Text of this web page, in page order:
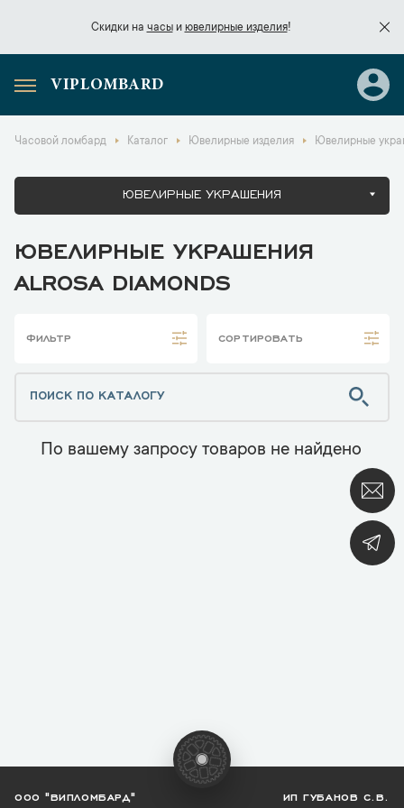
Скидки на часыи ювелирные изделия!
Скидки начасы
VIPLOMBARD
Часовой ломбард Каталог Ювелирные изделия Ювелирные
ЮВЕЛИРНЫЕ УКРАШЕНИЯ
ЮВЕЛИРНЫЕ УКРАШЕНИЯ
ALROSA DIAMONDS
ФИЛЬТР СОРТИРОВАТЬ
По вашему запросу товаров не найдено
ООО "ВИПЛОМБАРД" ИП ГУБАНОВ С.В.